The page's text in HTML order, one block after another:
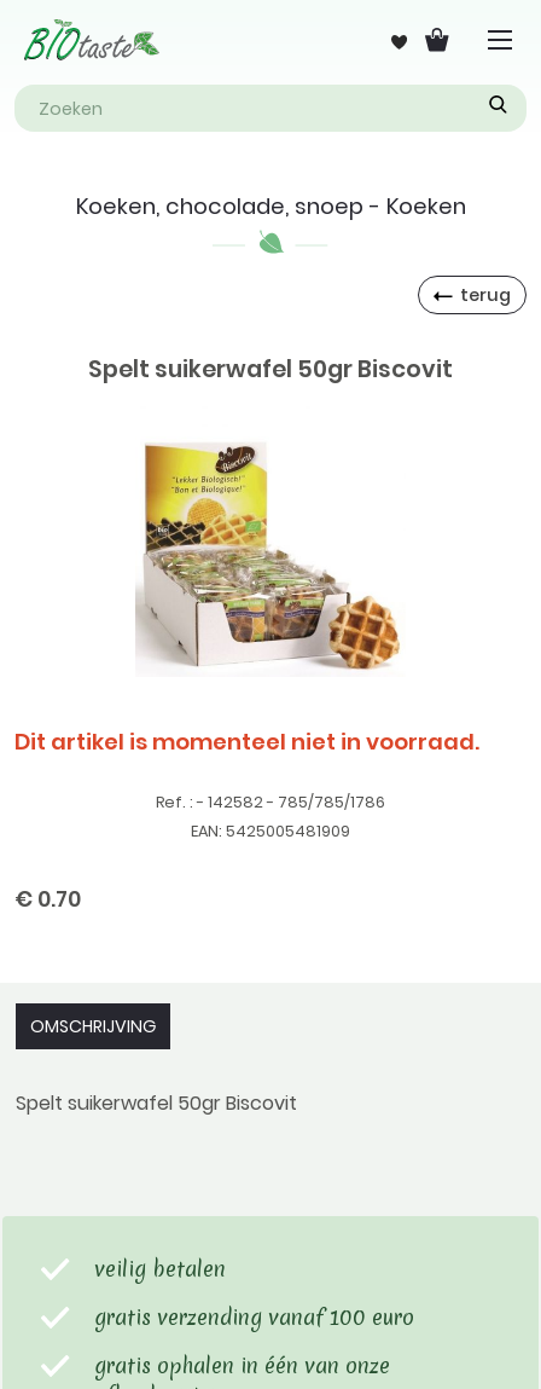
Koeken, chocolade, snoep - Koeken
terug
Spelt suikerwafel 50gr Biscovit
Dit artikel is momenteel niet in voorraad.
Ref. : - 142582 - 785/785/1786
EAN: 5425005481909
€ 0.70
OMSCHRIJVING
Spelt suikerwafel 50gr Biscovit
veilig betalen
gratis verzending vanaf 100 euro
gratis ophalen in één van onze